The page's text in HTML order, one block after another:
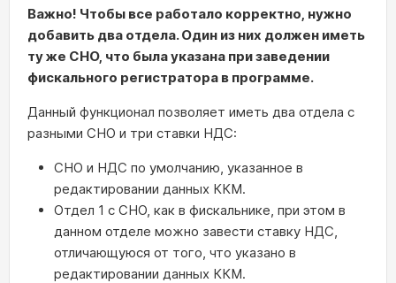
Важно! Чтобы все работало корректно, нужно
добавить два отдела. Один из них должен иметь
ту же СНО, что была указана при заведении
фискального регистратора в программе.
Данный функционал позволяет иметь два отдела с
разными СНО и три ставки НДС:
СНО и НДС по умолчанию, указанное в
редактировании данных ККМ.
Отдел 1 с СНО, как в фискальнике, при этом в
данном отделе можно завести ставку НДС,
отличающуюся от того, что указано в
редактировании данных ККМ.